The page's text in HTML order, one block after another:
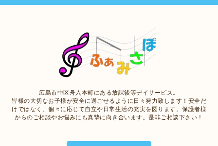
広島市中区舟入本町にある放課後等デイサービス。
皆様の大切なお子様が安全に過ごせるように日々努力致します！安全だ
けではなく、個々に応じて自立や日常生活の充実を図ります。保護者様
からのご相談やお悩みにも真摯に向き合います。是非ご相談下さい！